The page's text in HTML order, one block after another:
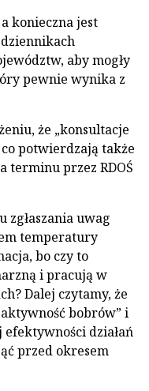
konieczna jest
aby mogły
pewnie wynika z
że „konsultacje
co potwierdzają także
terminu przez RDOŚ
uwag
temperatury
bo czy to
i pracują w
Dalej czytamy, że
bobrów” i
działań
przed okresem